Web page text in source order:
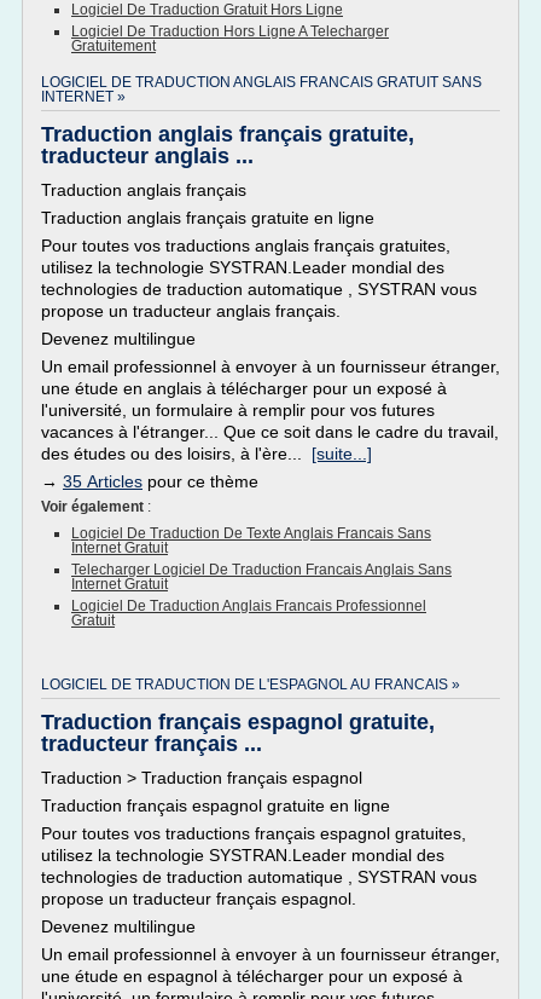
Logiciel De Traduction Gratuit Hors Ligne
Logiciel De Traduction Hors Ligne A Telecharger
Gratuitement
LOGICIEL DE TRADUCTION ANGLAIS FRANCAIS GRATUIT SANS
INTERNET »
Traduction anglais français gratuite,
traducteur anglais ...
Traduction anglais français
Traduction anglais français gratuite en ligne
Pour toutes vos traductions anglais français gratuites,
utilisez la technologie SYSTRAN.Leader mondial des
technologies de traduction automatique , SYSTRAN vous
propose un traducteur anglais français.
Devenez multilingue
Un email professionnel à envoyer à un fournisseur étranger,
une étude en anglais à télécharger pour un exposé à
l'université, un formulaire à remplir pour vos futures
vacances à l'étranger... Que ce soit dans le cadre du travail,
des études ou des loisirs, à l'ère... [suite...]
→ 35 Articles pour ce thème
Voir également :
Logiciel De Traduction De Texte Anglais Francais Sans
Internet Gratuit
Telecharger Logiciel De Traduction Francais Anglais Sans
Internet Gratuit
Logiciel De Traduction Anglais Francais Professionnel
Gratuit
LOGICIEL DE TRADUCTION DE L'ESPAGNOL AU FRANCAIS »
Traduction français espagnol gratuite,
traducteur français ...
Traduction > Traduction français espagnol
Traduction français espagnol gratuite en ligne
Pour toutes vos traductions français espagnol gratuites,
utilisez la technologie SYSTRAN.Leader mondial des
technologies de traduction automatique , SYSTRAN vous
propose un traducteur français espagnol.
Devenez multilingue
Un email professionnel à envoyer à un fournisseur étranger,
une étude en espagnol à télécharger pour un exposé à